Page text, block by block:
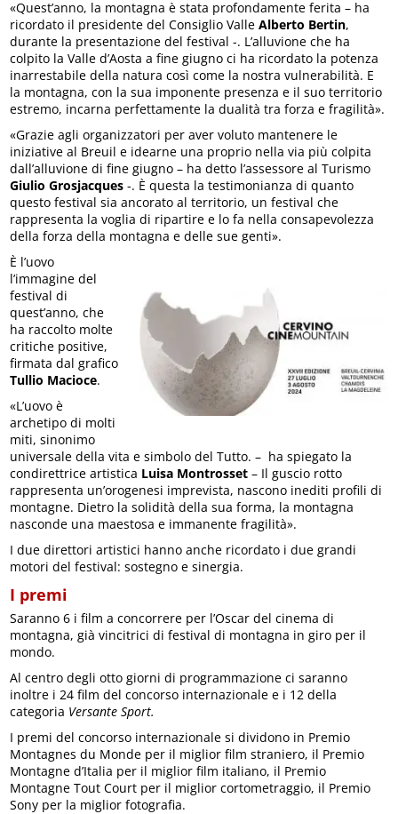
«Quest’anno, la montagna è stata profondamente ferita – ha
ricordato il presidente del Consiglio ValleAlberto Bertin,
durante la presentazione del festival -. L’alluvione che ha
colpito la Valle d’Aosta a fine giugno ci ha ricordato la potenza
inarrestabile della natura così come la nostra vulnerabilità. E
la montagna, con la sua imponente presenza e il suo territorio
estremo, incarna perfettamente la dualità tra forza e fragilità».
«Grazie agli organizzatori per aver voluto mantenere le
iniziative al Breuil e idearne una proprio nella via più colpita
dall’alluvione di fine giugno – ha detto l’assessore al Turismo
Giulio Grosjacques -. È questa la testimonianza di quanto
questo festival sia ancorato al territorio, un festival che
rappresenta la voglia di ripartire e lo fa nella consapevolezza
della forza della montagna e delle sue genti».
È l’uovo
l’immagine del
festival di
quest’anno, che
ha raccolto molte
critiche positive,
firmata dal grafico
Tullio Macioce.
«L’uovo è
archetipo di molti
miti, sinonimo
universale della vita e simbolo del Tutto. – ha spiegato la
condirettrice artistica Luisa Montrosset – Il guscio rotto
rappresenta un’orogenesi imprevista, nascono inediti profili di
montagne. Dietro la solidità della sua forma, la montagna
nasconde una maestosa e immanente fragilità».
I due direttori artistici hanno anche ricordato i due grandi
motori del festival: sostegno e sinergia.
I premi
Saranno 6 i film a concorrere per l’Oscar del cinema di
montagna, già vincitrici di festival di montagna in giro per il
mondo.
Al centro degli otto giorni di programmazione ci saranno
inoltre i 24 film del concorso internazionale e i 12 della
categoria Versante Sport.
I premi del concorso internazionale si dividono in Premio
Montagnes du Monde per il miglior film straniero, il Premio
Montagne d’Italia per il miglior film italiano, il Premio
Montagne Tout Court per il miglior cortometraggio, il Premio
Sony per la miglior fotografia.